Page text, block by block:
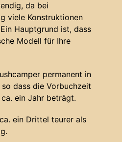
da bei
viele Konstruktionen
Hauptgrund ist, dass
Modell für Ihre
permanent in
dass die Vorbuchzeit
ein Jahr beträgt.
ein Drittel teurer als